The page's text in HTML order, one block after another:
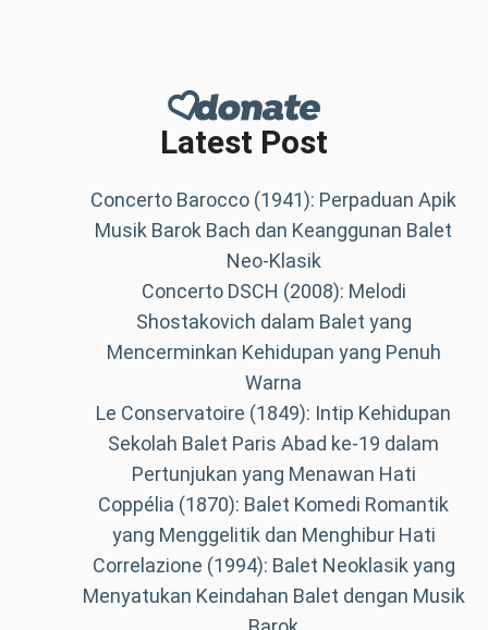
Latest Post
Concerto Barocco (1941): Perpaduan Apik
Musik Barok Bach dan Keanggunan Balet
Neo-Klasik
Concerto DSCH (2008): Melodi
Shostakovich dalam Balet yang
Mencerminkan Kehidupan yang Penuh
Warna
Le Conservatoire (1849): Intip Kehidupan
Sekolah Balet Paris Abad ke-19 dalam
Pertunjukan yang Menawan Hati
Coppélia (1870): Balet Komedi Romantik
yang Menggelitik dan Menghibur Hati
Correlazione (1994): Balet Neoklasik yang
Menyatukan Keindahan Balet dengan Musik